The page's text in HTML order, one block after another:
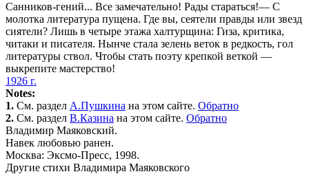
Санников-гений... Все замечательно! Рады стараться!— С
молотка литература пущена. Где вы, сеятели правды или звезд
сиятели? Лишь в четыре этажа халтурщина: Гиза, критика,
читаки и писателя. Нынче стала зелень веток в редкость, гол
литературы ствол. Чтобы стать поэту крепкой веткой —
выкрепите мастерство!
1926 г.
Notes:
1. См. раздел А.Пушкина на этом сайте. Обратно
2. См. раздел В.Казина на этом сайте. Обратно
Владимир Маяковский.
Навек любовью ранен.
Москва: Эксмо-Пресс, 1998.
Другие стихи Владимира Маяковского